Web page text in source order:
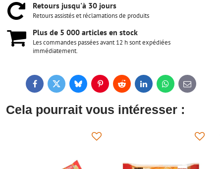
Retours jusqu'à 30 jours
Retours assistés et réclamations de produits
Plus de 5 000 articles en stock
Les commandes passées avant 12 h sont expédiées
immédiatement.
FacebookTwitterBlueskyPinterestReddit LinkedInWhatsApp
E-
mail
Cela pourrait vous intéresser :